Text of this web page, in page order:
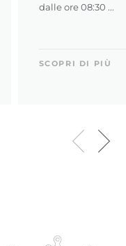
dalle ore 08:30 ...
SCOPRI DI PIÙ